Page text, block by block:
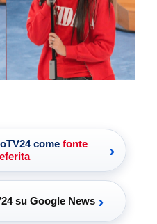
come fonte
›
su Google News ›